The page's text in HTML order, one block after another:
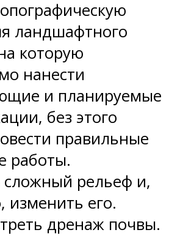
ландшафтного
которую
нанести
и планируемые
без этого
правильные
работы.
рельеф и,
изменить его.
дренаж почвы.